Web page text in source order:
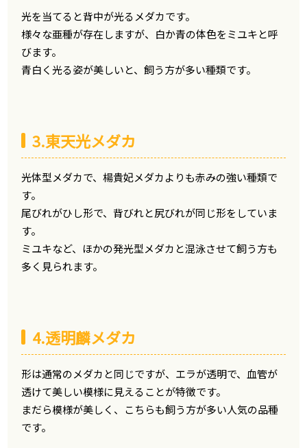
光を当てると背中が光るメダカです。
様々な亜種が存在しますが、白か青の体色をミユキと呼
びます。
青白く光る姿が美しいと、飼う方が多い種類です。
3.東天光メダカ
光体型メダカで、楊貴妃メダカよりも赤みの強い種類で
す。
尾びれがひし形で、背びれと尻びれが同じ形をしていま
す。
ミユキなど、ほかの発光型メダカと混泳させて飼う方も
多く見られます。
4.透明麟メダカ
形は通常のメダカと同じですが、エラが透明で、血管が
透けて美しい模様に見えることが特徴です。
まだら模様が美しく、こちらも飼う方が多い人気の品種
です。